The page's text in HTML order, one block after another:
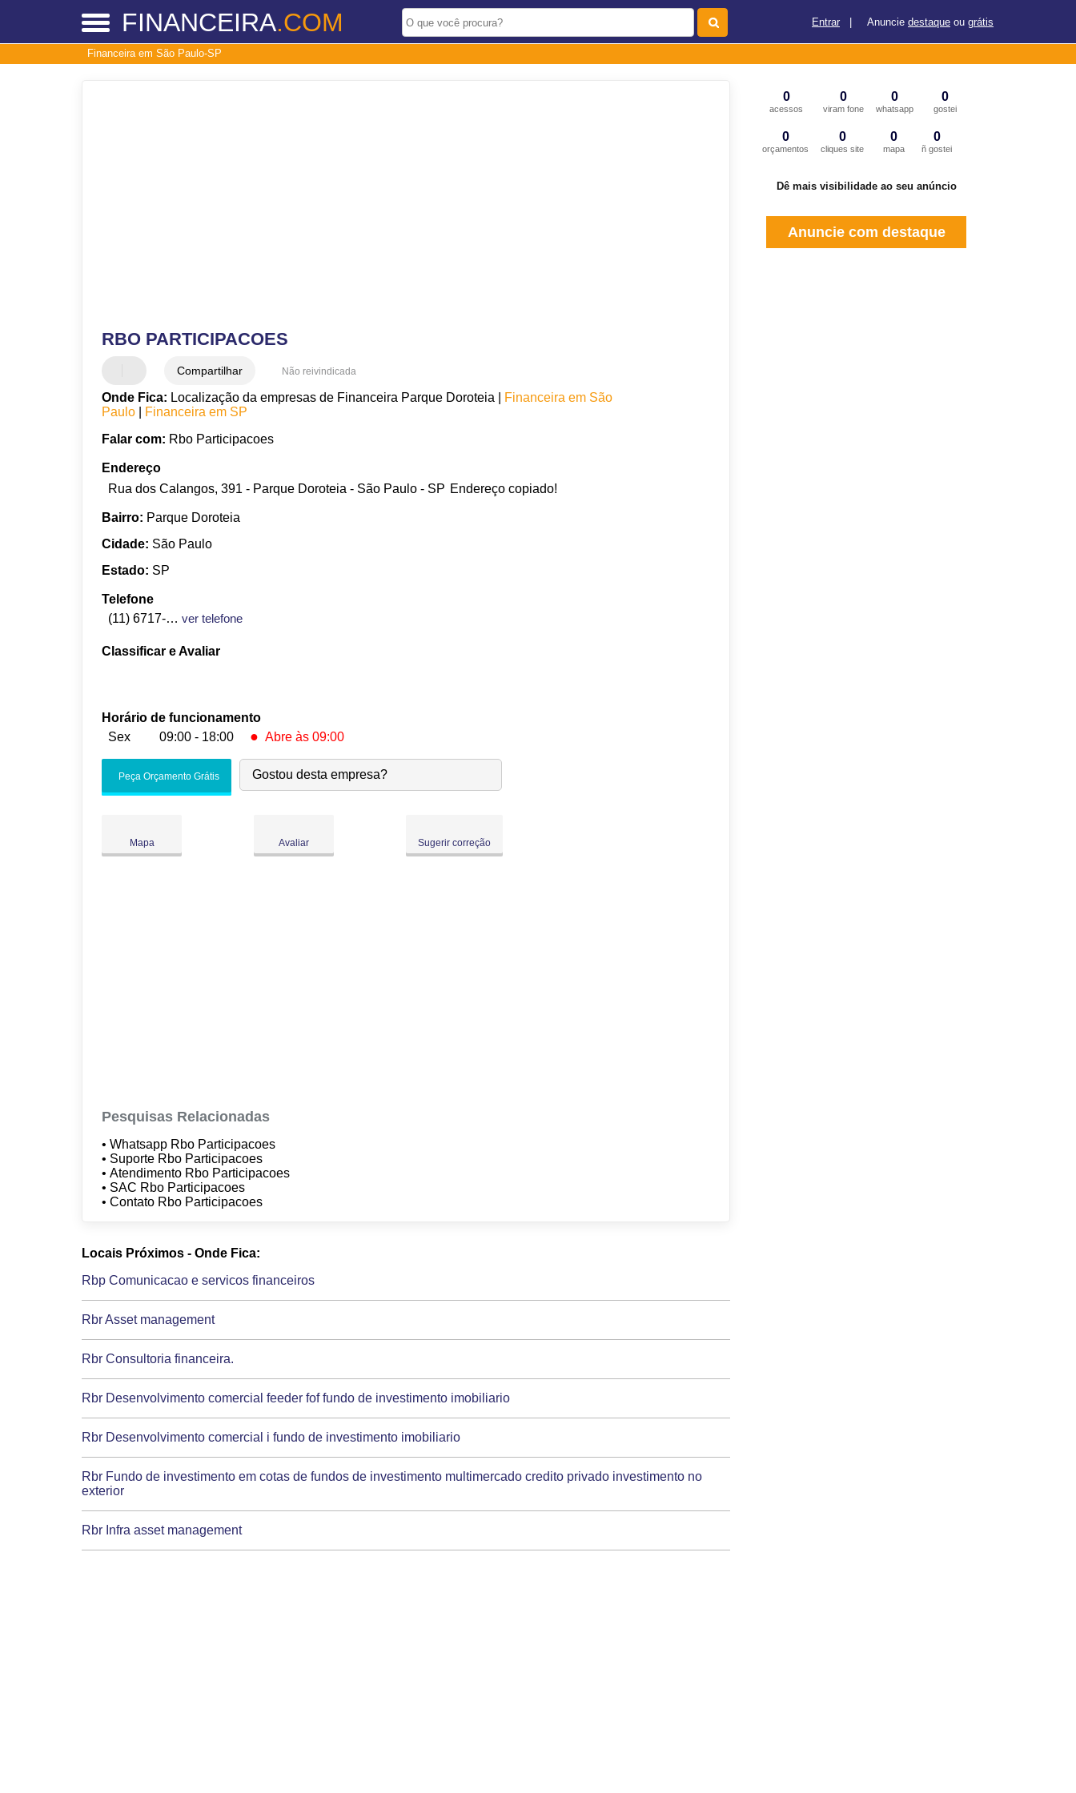
FINANCEIRA.COM Entrar Anuncie destaque ou grátis
Financeira em São Paulo-SP
RBO PARTICIPACOES
Compartilhar Não reivindicada
Onde Fica: Localização da empresas de Financeira Parque Doroteia |
Financeira em São
Paulo
Financeira em SP
Falar com: Rbo Participacoes
Endereço
Rua dos Calangos, 391 - Parque Doroteia - São Paulo - SP Endereço copiado!
Bairro: Parque Doroteia
Cidade: São Paulo
Estado: SP
Telefone
(11) 6717-1004
ver telefone
Classificar e Avaliar
Horário de funcionamento
Sex
09:00 - 18:00 ● Abre às 09:00
Sex:
Abre às 09:00
Peça Orçamento Grátis Gostou desta empresa?
Mapa Avaliar Sugerir correção
Pesquisas Relacionadas
• Whatsapp Rbo Participacoes
• Suporte Rbo Participacoes
• Atendimento Rbo Participacoes
• SAC Rbo Participacoes
• Contato Rbo Participacoes
Locais Próximos - Onde Fica:
Rbp Comunicacao e servicos financeiros
Rbr Asset management
Rbr Consultoria financeira.
Rbr Desenvolvimento comercial feeder fof fundo de investimento imobiliario
Rbr Desenvolvimento comercial i fundo de investimento imobiliario
Rbr Fundo de investimento em cotas de fundos de investimento multimercado credito privado investimento no
exterior
Rbr Infra asset management
0
acessos
0
viram fone
0
whatsapp
0
gostei
0
orçamentos
0
cliques site
0
mapa
0
ñ gostei
Dê mais visibilidade ao seu anúncio
Anuncie com destaque